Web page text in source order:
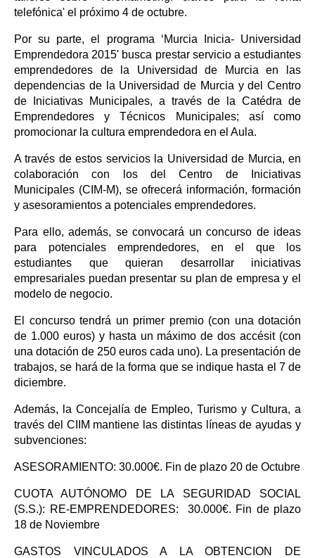
telefónica' el próximo 4 de octubre.
Por su parte, el programa ‘Murcia Inicia- Universidad
Emprendedora 2015' busca prestar servicio a estudiantes
emprendedores de la Universidad de Murcia en las
dependencias de la Universidad de Murcia y del Centro
de Iniciativas Municipales, a través de la Catédra de
Emprendedores y Técnicos Municipales; así como
promocionar la cultura emprendedora en el Aula.
A través de estos servicios la Universidad de Murcia, en
colaboración con los del Centro de Iniciativas
Municipales (CIM-M), se ofrecerá información, formación
y asesoramientos a potenciales emprendedores.
Para ello, además, se convocará un concurso de ideas
para potenciales emprendedores, en el que los
estudiantes que quieran desarrollar iniciativas
empresariales puedan presentar su plan de empresa y el
modelo de negocio.
El concurso tendrá un primer premio (con una dotación
de 1.000 euros) y hasta un máximo de dos accésit (con
una dotación de 250 euros cada uno). La presentación de
trabajos, se hará de la forma que se indique hasta el 7 de
diciembre.
Además, la Concejalía de Empleo, Turismo y Cultura, a
través del CIIM mantiene las distintas líneas de ayudas y
subvenciones:
ASESORAMIENTO: 30.000€. Fin de plazo 20 de Octubre
CUOTA AUTÓNOMO DE LA SEGURIDAD SOCIAL
(S.S.): RE-EMPRENDEDORES: 30.000€. Fin de plazo
18 de Noviembre
GASTOS VINCULADOS A LA OBTENCION DE